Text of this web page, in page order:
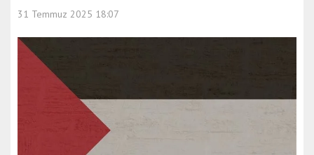
31 Temmuz 2025 18:07